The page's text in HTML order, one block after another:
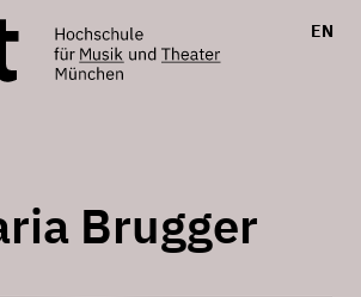
EN
Brugger